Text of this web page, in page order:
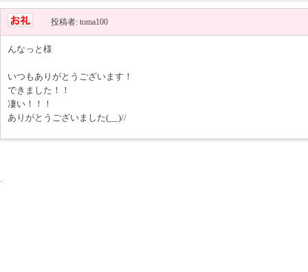
投稿者: toma100
んなっと様
いつもありがとうございます！
できました！！
凄い！！！
ありがとうございました(__)//